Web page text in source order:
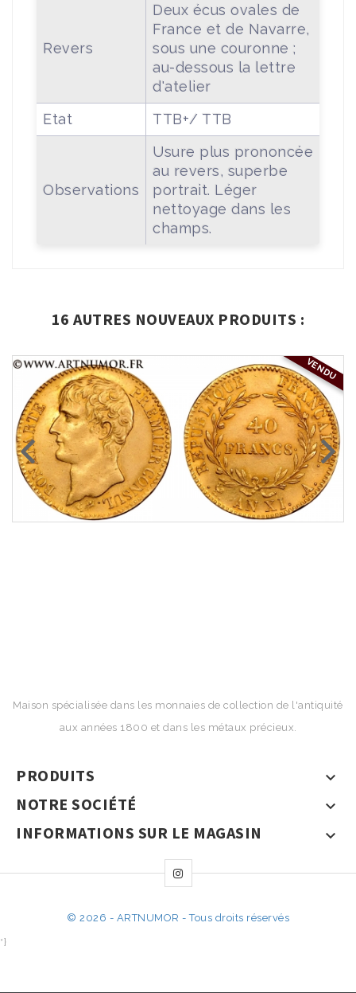
Revers
Deux écus ovales de
France et de Navarre,
sous une couronne ;
au-dessous la lettre
d'atelier
Etat
TTB+/ TTB
Observations
Usure plus prononcée
au revers, superbe
portrait. Léger
nettoyage dans les
champs.
16 AUTRES NOUVEAUX PRODUITS :
VENDU
Maison spécialisée dans les monnaies de collection de l'antiquité
aux années 1800 et dans les métaux précieux.
PRODUITS 
NOTRE SOCIÉTÉ 
INFORMATIONS SUR LE MAGASIN 
© 2026 - ARTNUMOR - Tous droits réservés
*}